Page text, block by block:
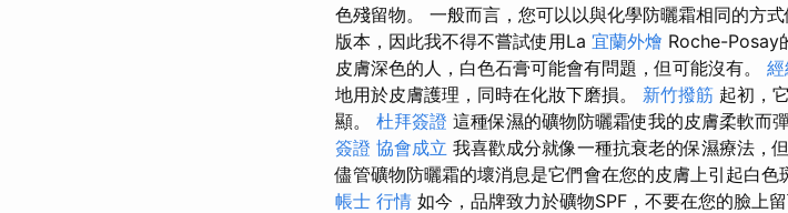
色殘留物。 一般而言，您可以以與化學防曬霜相同的方
版本，因此我不得不嘗試使用La 宜蘭外燴 Roche-Posay
皮膚深色的人，白色石膏可能會有問題，但可能沒有。
地用於皮膚護理，同時在化妝下磨損。 新竹撥筋 起初，
顯。 杜拜簽證 這種保濕的礦物防曬霜使我的皮膚柔軟而
簽證 協會成立 我喜歡成分就像一種抗衰老的保濕療法，
儘管礦物防曬霜的壞消息是它們會在您的皮膚上引起白色
帳士 行情 如今，品牌致力於礦物SPF，不要在您的臉上